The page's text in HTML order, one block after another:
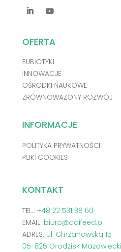
OFERTA
EUBIOTYKI
INNOWACJE
OŚRODKI NAUKOWE
ZRÓWNOWAŻONY ROZWÓJ
INFORMACJE
POLITYKA PRYWATNOŚCI
PLIKI COOKIES
KONTAKT
TEL.: +48 22 531 38 60
EMAIL: biuro@adifeed.pl
ADRES: ul. Chrzanowska 15
05-825 Grodzisk Mazowiecki